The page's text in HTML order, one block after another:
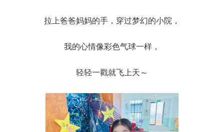
拉上爸爸妈妈的手，穿过梦幻的小院，
我的心情像彩色气球一样，
轻轻一戳就飞上天～